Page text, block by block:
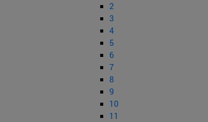
2
3
4
5
6
7
8
9
10
11